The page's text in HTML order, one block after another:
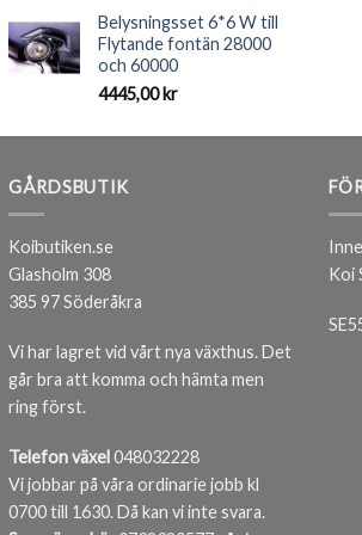
Belysningsset 6*6 W till
Flytande fontän 28000
och 60000
4445,00kr
GÅRDSBUTIK
Koibutiken.se
Glasholm 308
385 97 Söderåkra
Vi har lagret vid vårt nya växthus. Det
går bra att komma och hämta men
ring först.
Telefon växel048032228
Vi jobbar på våra ordinarie jobb kl
0700 till 1630. Då kan vi inte svara.
Koi